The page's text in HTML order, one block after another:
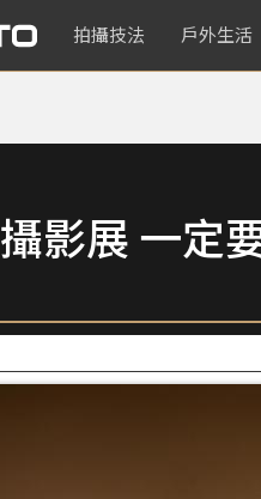
拍攝技法 戶外生活
影展 一定